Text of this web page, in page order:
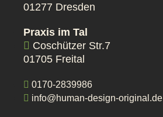
01277 Dresden
Praxis im Tal
Coschützer Str.7
01705 Freital
0170-2839986
info@human-design-original.de